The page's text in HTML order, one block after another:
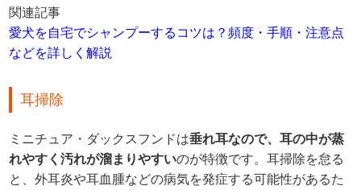
関連記事
愛犬を自宅でシャンプーするコツは？頻度・手順・注意点
などを詳しく解説
耳掃除
ミニチュア・ダックスフンドは垂れ耳なので、耳の中が蒸
れやすく汚れが溜まりやすいのが特徴です。耳掃除を怠る
と、外耳炎や耳血腫などの病気を発症する可能性があるた